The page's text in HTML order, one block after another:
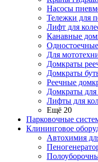
Насосы
Тележки для
Лифт для
Канавные
Для
Домкраты
Домкраты
Реечные
Домкраты
Лифты для
Ещё 20
Парковочные
Клининговое
Автохимия